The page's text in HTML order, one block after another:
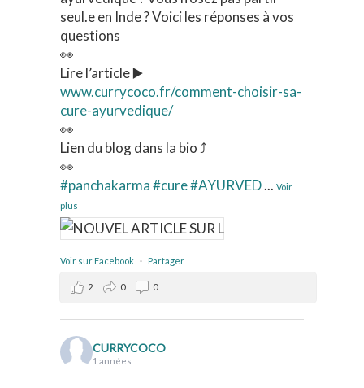
seul.e en Inde ? Voici les réponses à vos
questions
👀
Lire l’article ▶️
www.currycoco.fr/comment-choisir-sa-
cure-ayurvedique/
👀
Lien du blog dans la bio ⤴️
👀
#panchakarma#cure#AYURVED... Voir
plus
Voir sur Facebook · Partager
2 0 0
CURRYCOCO
1 années